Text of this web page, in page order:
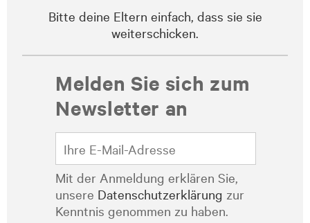
Bitte deine Eltern einfach, dass sie sie
weiterschicken.
Melden Sie sich zum
Newsletter an
Mit der Anmeldung erklären Sie,
unsere Datenschutzerklärung zur
Kenntnis genommen zu haben.